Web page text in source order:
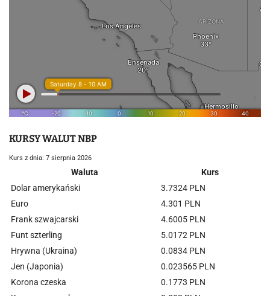
KURSY WALUT NBP
Kurs z dnia: 7 sierpnia 2026
Waluta
Kurs
Dolar amerykański
3.7324 PLN
Euro
4.301 PLN
Frank szwajcarski
4.6005 PLN
Funt szterling
5.0172 PLN
Hrywna (Ukraina)
0.0834 PLN
Jen (Japonia)
0.023565 PLN
Korona czeska
0.1773 PLN